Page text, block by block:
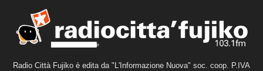
Radio Città Fujiko è edita da "L'Informazione Nuova" soc. coop. P.IVA